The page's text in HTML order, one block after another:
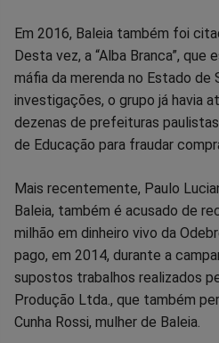
Em 2016, Baleia também foi
Desta vez, a “Alba Branca”, que
máfia da merenda no Estado de
investigações, o grupo já havia
dezenas de prefeituras
de Educação para fraudar
Mais recentemente, Paulo
Baleia, também é acusado de
milhão em dinheiro vivo da
pago, em 2014, durante a
supostos trabalhos realizados
Produção Ltda., que também
Cunha Rossi, mulher de Baleia.